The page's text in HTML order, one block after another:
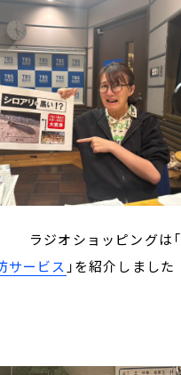
ッピングは「
サービス 」を紹介しました